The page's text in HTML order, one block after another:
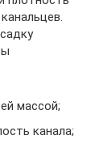
массой;
канала;